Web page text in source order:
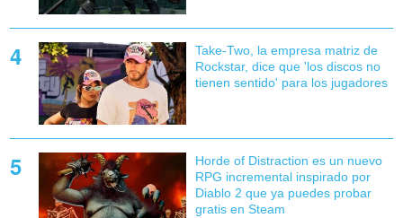
Take-Two, la empresa matriz de
Rockstar, dice que 'los discos no
tienen sentido' para los jugadores
Horde of Distraction es un nuevo
RPG incremental inspirado por
Diablo 2 que ya puedes probar
gratis en Steam